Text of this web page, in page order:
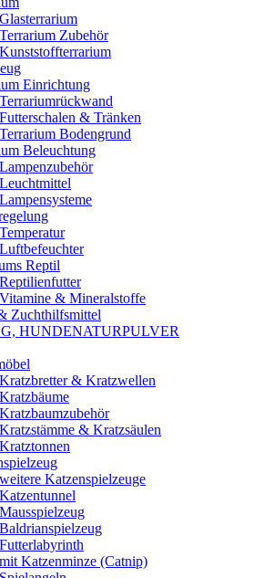
Glasterrarium
Terrarium Zubehör
Kunststoffterrarium
Einrichtung
Terrariumrückwand
Futterschalen & Tränken
Terrarium Bodengrund
Beleuchtung
Lampenzubehör
Leuchtmittel
Lampensysteme
Temperatur
Luftbefeuchter
Reptil
Reptilienfutter
Vitamine & Mineralstoffe
Zuchthilfsmittel
HUNDENATURPULVER
Kratzbretter & Kratzwellen
Kratzbäume
Kratzbaumzubehör
Kratzstämme & Kratzsäulen
Kratztonnen
weitere Katzenspielzeuge
Katzentunnel
Mausspielzeug
Baldrianspielzeug
Futterlabyrinth
mit Katzenminze (Catnip)